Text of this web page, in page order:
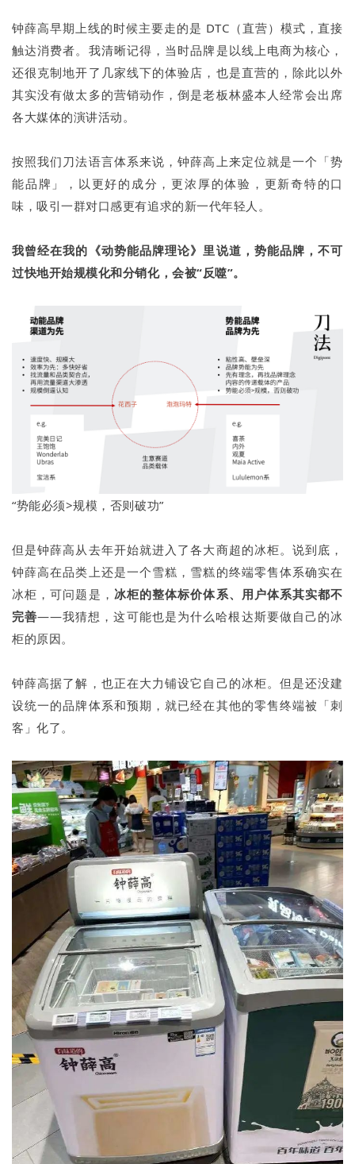
钟薛高早期上线的时候主要走的是 DTC（直营）模式，直接
触达消费者。我清晰记得，当时品牌是以线上电商为核心，
还很克制地开了几家线下的体验店，也是直营的，除此以外
其实没有做太多的营销动作，倒是老板林盛本人经常会出席
各大媒体的演讲活动。
按照我们刀法语言体系来说，钟薛高上来定位就是一个「势
能品牌」，以更好的成分，更浓厚的体验，更新奇特的口
味，吸引一群对口感更有追求的新一代年轻人。
我曾经在我的《动势能品牌理论》里说道，势能品牌，不可
过快地开始规模化和分销化，会被“反噬”。
“势能必须>规模，否则破功”
但是钟薛高从去年开始就进入了各大商超的冰柜。说到底，
钟薛高在品类上还是一个雪糕，雪糕的终端零售体系确实在
冰柜，可问题是， 冰柜的整体标价体系、用户体系其实都不
完善——我猜想，这可能也是为什么哈根达斯要做自己的冰
柜的原因。
钟薛高据了解，也正在大力铺设它自己的冰柜。但是还没建
设统一的品牌体系和预期，就已经在其他的零售终端被「刺
客」化了。